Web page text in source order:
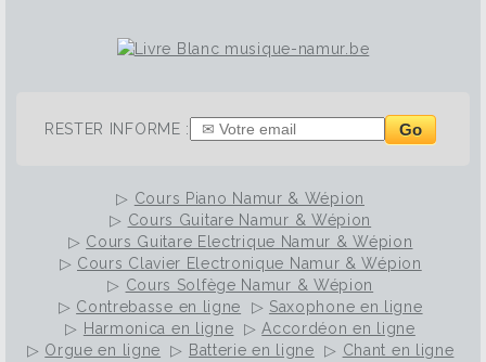
RESTER INFORME : Go
▷ Cours Piano Namur & Wépion
▷ Cours Guitare Namur & Wépion
▷ Cours Guitare Electrique Namur & Wépion
▷ Cours Clavier Electronique Namur & Wépion
▷ Cours Solfège Namur & Wépion
▷ Contrebasse en ligne ▷ Saxophone en ligne
▷ Harmonica en ligne ▷Accordéon en ligne
▷ Orgue en ligne ▷ Batterie en ligne ▷ Chant en ligne